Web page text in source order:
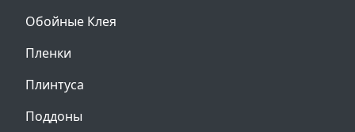
Обойные Клея
Пленки
Плинтуса
Поддоны